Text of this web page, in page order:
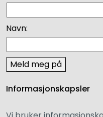
Navn:
Meld meg på
Informasjonskapsler